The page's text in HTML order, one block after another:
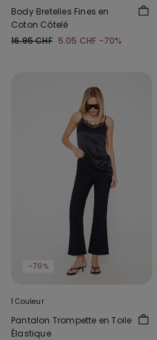
Body Bretelles Fines en
Coton Côtelé
16.95 CHF 5.05 CHF -70%
-70%
1 Couleur
Pantalon Trompette en Toile
Élastique